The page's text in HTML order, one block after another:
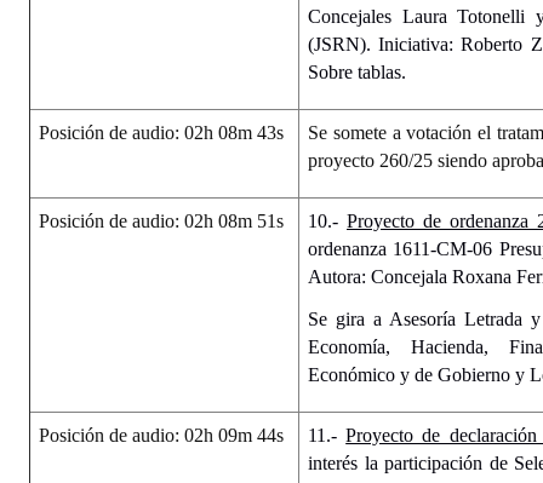
Concejales Laura Totonelli
(JSRN). Iniciativa: Roberto
Sobre tablas.
Posición de audio: 02h 08m 43s
Se somete a votación el
proyecto 260/25 siendo
Posición de audio: 02h 08m 51s 10.- Proyecto de ordenanza
ordenanza 1611-CM-06
Autora: Concejala Roxana
Se gira a Asesoría Letrada
Economía, Hacienda,
Económico y de Gobierno y
Posición de audio: 02h 09m 44s 11.-Proyecto de declaración
interés la participación de